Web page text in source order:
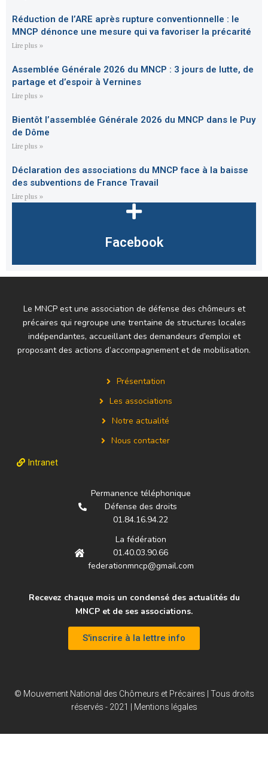
Réduction de l’ARE après rupture conventionnelle : le
MNCP dénonce une mesure qui va favoriser la précarité
Lire plus »
Assemblée Générale 2026 du MNCP : 3 jours de lutte, de
partage et d’espoir à Vernines
Lire plus »
Bientôt l’assemblée Générale 2026 du MNCP dans le Puy
de Dôme
Lire plus »
Déclaration des associations du MNCP face à la baisse
des subventions de France Travail
Lire plus »
Facebook
Le MNCP est une association de défense des chômeurs et
précaires qui regroupe une trentaine de structures locales
indépendantes, accueillant des demandeurs d’emploi et
proposant des actions d’accompagnement et de mobilisation.
Présentation
Les associations
Notre actualité
Nous contacter
Intranet
Permanence téléphonique
Défense des droits
01.84.16.94.22
La fédération
01.40.03.90.66
federationmncp@gmail.com
Recevez chaque mois un condensé des actualités du
MNCP et de ses associations.
S'inscrire à la lettre info
© Mouvement National des Chômeurs et Précaires | Tous droits
réservés - 2021 | Mentions légales